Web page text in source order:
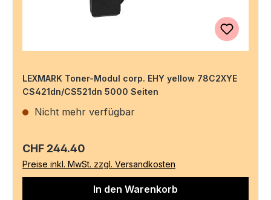
LEXMARK Toner-Modul corp. EHY yellow 78C2XYE
CS421dn/CS521dn 5000 Seiten
Nicht mehr verfügbar
Regulärer Preis:
CHF 244.40
Preise inkl. MwSt. zzgl. Versandkosten
In den Warenkorb